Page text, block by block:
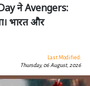
ने Avengers:
भारत और
Last Modified:
Thursday, 06 August, 2026